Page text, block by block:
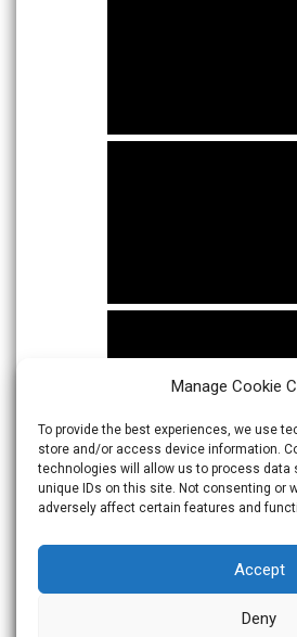
Manage Cookie
To provide the best experiences, we use
store and/or access device information.
technologies will allow us to process data
unique IDs on this site. Not consenting or
adversely affect certain features and
Accept
Deny